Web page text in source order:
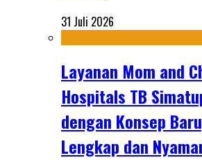
31 Juli 2026
Layanan Mom and
Hospitals TB
dengan Konsep
Lengkap dan